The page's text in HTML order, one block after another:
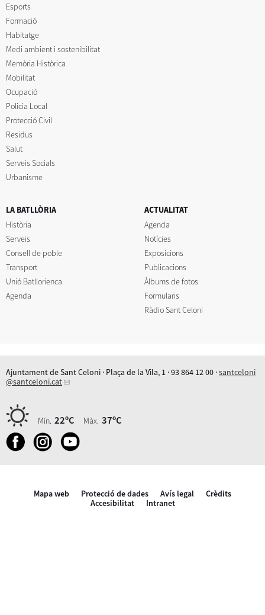
Esports
Formació
Habitatge
Medi ambient i sostenibilitat
Memòria Històrica
Mobilitat
Ocupació
Policia Local
Protecció Civil
Residus
Salut
Serveis Socials
Urbanisme
LA BATLLÒRIA
Història
Serveis
Consell de poble
Transport
Unió Batllorienca
Agenda
ACTUALITAT
Agenda
Notícies
Exposicions
Publicacions
Àlbums de fotos
Formularis
Ràdio Sant Celoni
Ajuntament de Sant Celoni · Plaça de la Vila, 1 · 93 864 12 00 ·santceloni
@santceloni.cat
Mín. 22ºC Màx. 37ºC
Mapa web Protecció de dades Avís legal
Crèdits
Accesibilitat
Intranet